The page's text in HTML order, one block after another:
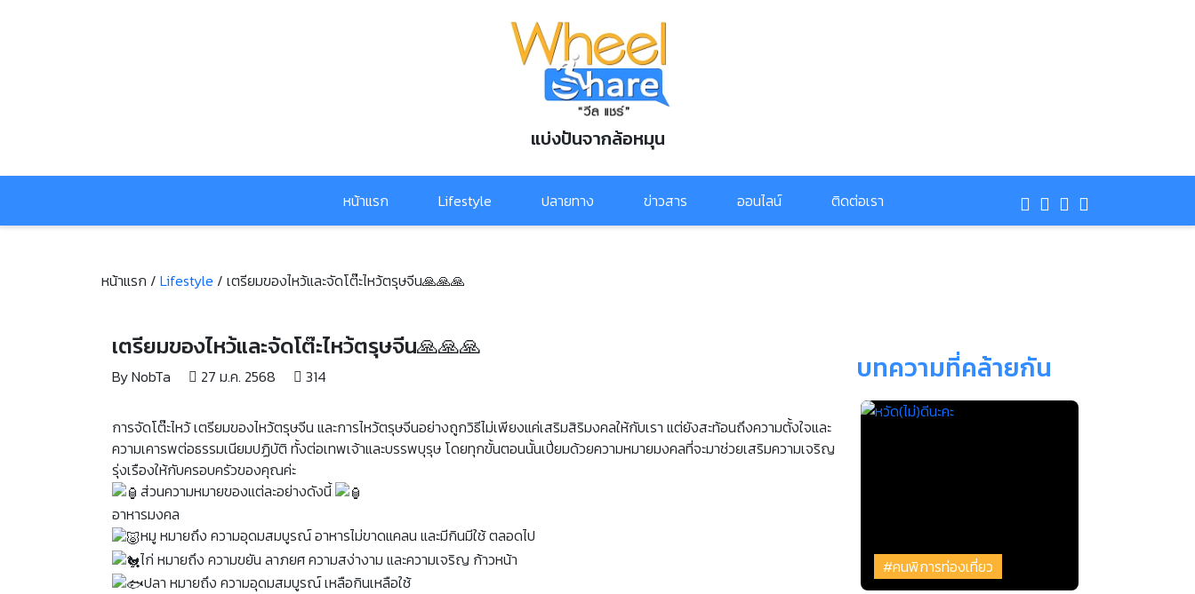
แบ่งปันจากล้อหมุน
หน้าแรก Lifestyle ปลายทาง ข่าวสาร ออนไลน์ ติดต่อเรา
หน้าแรก / Lifestyle / เตรียมของไหว้และจัดโต๊ะไหว้ตรุษจีน🙏🙏🙏
เตรียมของไหว้และจัดโต๊ะไหว้ตรุษจีน🙏🙏🙏
By NobTa 27 ม.ค. 2568 314
การจัดโต๊ะไหว้ เตรียมของไหว้ตรุษจีน และการไหว้ตรุษจีนอย่างถูกวิธีไม่เพียงแค่เสริมสิริมงคลให้กับเรา แต่ยังสะท้อนถึงความตั้งใจและ
ความเคารพต่อธรรมเนียมปฏิบัติ ทั้งต่อเทพเจ้าและบรรพบุรุษ โดยทุกขั้นตอนนั้นเปี่ยมด้วยความหมายมงคลที่จะมาช่วยเสริมความเจริญ
รุ่งเรืองให้กับครอบครัวของคุณค่ะ
ส่วนความหมายของแต่ละอย่างดังนี้
อาหารมงคล
หมู หมายถึง ความอุดมสมบูรณ์ อาหารไม่ขาดแคลน และมีกินมีใช้ ตลอดไป
ไก่ หมายถึง ความขยัน ลาภยศ ความสง่างาม และความเจริญ ก้าวหน้า
ปลา หมายถึง ความอุดมสมบูรณ์ เหลือกินเหลือใช้
บทความที่คล้ายกัน
#คนพิการท่องเที่ยว